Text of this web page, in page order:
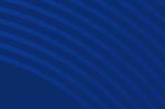
例一覧
システムソリューション事例
オフィスソリューション事例